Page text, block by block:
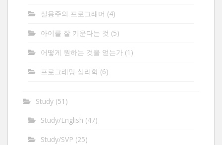
실용주의 프로그래머 (4)
아이를 잘 키운다는 것 (5)
어떻게 원하는 것을 얻는가 (1)
프로그래밍 심리학 (6)
Study (51)
Study/English (47)
Study/SVP (25)